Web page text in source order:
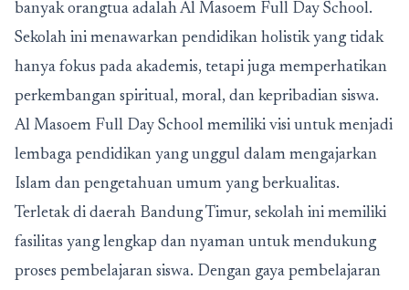
banyak orangtua adalah Al Masoem Full Day School.
Sekolah ini menawarkan pendidikan holistik yang tidak
hanya fokus pada akademis, tetapi juga memperhatikan
perkembangan spiritual, moral, dan kepribadian siswa.
Al Masoem Full Day School memiliki visi untuk menjadi
lembaga pendidikan yang unggul dalam mengajarkan
Islam dan pengetahuan umum yang berkualitas.
Terletak di daerah Bandung Timur, sekolah ini memiliki
fasilitas yang lengkap dan nyaman untuk mendukung
proses pembelajaran siswa. Dengan gaya pembelajaran